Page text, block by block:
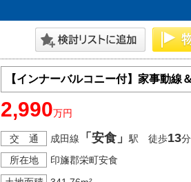
【インナーバルコニー付】家事動
2,990万円
交 通 成田線 「安食」駅 徒歩13分
所在地
印旛郡栄町安食
マンション
エリアから探す